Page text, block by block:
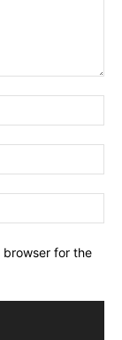
browser for the